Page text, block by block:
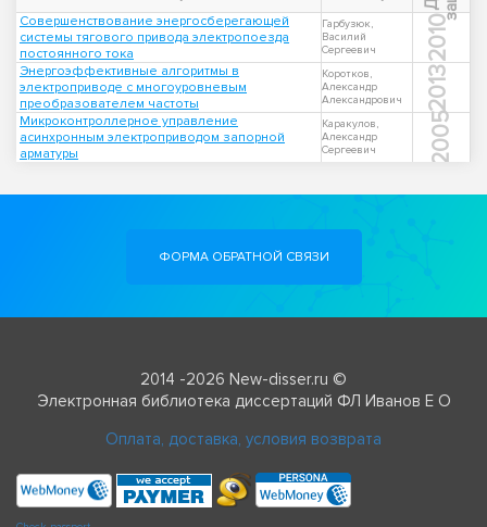
Совершенствование энергосберегающей
системы тягового привода электропоезда
постоянного тока
Гарбузюк,
Василий
Сергеевич
2010
Энергоэффективные алгоритмы в
электроприводе с многоуровневым
преобразователем частоты
Коротков,
Александр
Александрович
2013
Микроконтроллерное управление
асинхронным электроприводом запорной
арматуры
Каракулов,
Александр
Сергеевич
2005
ФОРМА ОБРАТНОЙ СВЯЗИ
2014 -2026 New-disser.ru ©
Электронная библиотека диссертаций ФЛ Иванов Е О
Оплата, доставка, условия возврата